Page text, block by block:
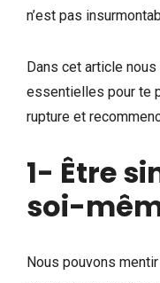
n’est pas
Dans cet article
essentielles pour te
rupture et
1- Être
soi-
Nous pouvons